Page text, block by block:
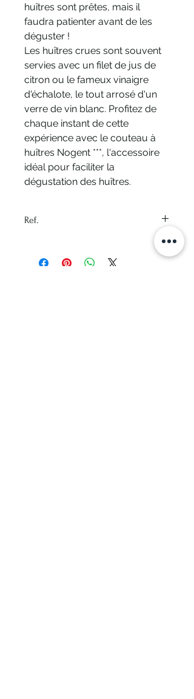
huîtres sont prêtes, mais il
faudra patienter avant de les
déguster !
Les huîtres crues sont souvent
servies avec un filet de jus de
citron ou le fameux vinaigre
d'échalote, le tout arrosé d'un
verre de vin blanc. Profitez de
chaque instant de cette
expérience avec le couteau à
huîtres Nogent ***, l'accessoire
idéal pour faciliter la
dégustation des huîtres.
Ref.